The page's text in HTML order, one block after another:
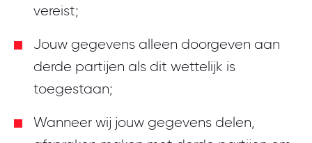
vereist;
Jouw gegevens alleen doorgeven aan
derde partijen als dit wettelijk is
toegestaan;
Wanneer wij jouw gegevens delen,